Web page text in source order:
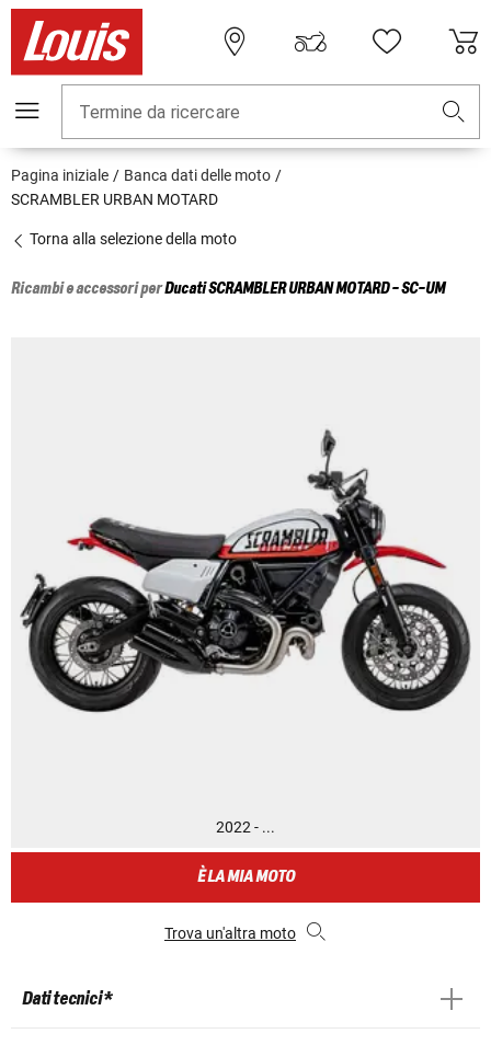
Termine da ricercare
Pagina iniziale
Banca dati delle moto
SCRAMBLER URBAN MOTARD
Torna alla selezione della moto
Ricambi e accessori perDucatiSCRAMBLER URBAN MOTARD - SC-UM
2022 - ...
È LA MIA MOTO
Trova un'altra moto
Dati tecnici *